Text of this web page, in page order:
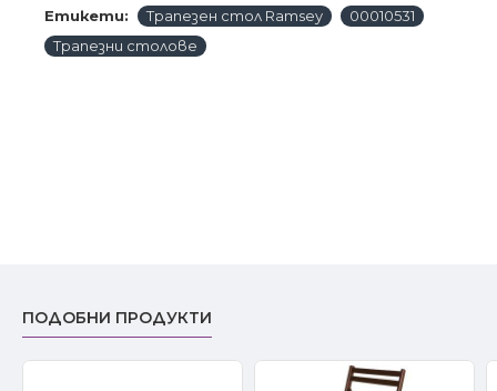
Етикети: Трапезен стол Ramsey
00010531
Трапезни столове
ПОДОБНИ ПРОДУКТИ